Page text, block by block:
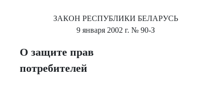
ЗАКОН РЕСПУБЛИКИ БЕЛАРУСЬ
9 января 2002 г. № 90-З
О защите прав
потребителей